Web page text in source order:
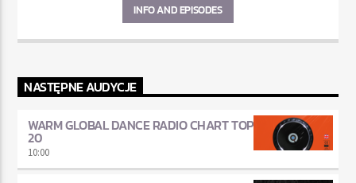
INFO AND EPISODES
NASTĘPNE AUDYCJE
WARM GLOBAL DANCE RADIO CHART TOP
20
10:00